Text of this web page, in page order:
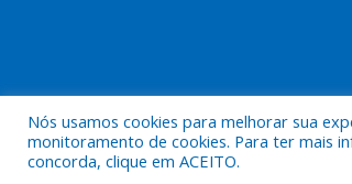
Nós usamos cookies para melhorar sua
monitoramento de cookies. Para ter mais
concorda, clique em ACEITO.